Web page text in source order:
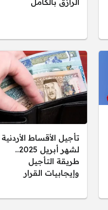
الرازق بالكامل
تأجيل الأقساط الأردنية
لشهر أبريل 2025..
طريقة التأجيل
وإيجابيات القرار